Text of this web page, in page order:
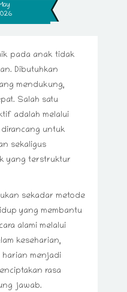
pada anak tidak
Dibutuhkan
mendukung,
Salah satu
adalah melalui
untuk
sekaligus
yang terstruktur
sekadar metode
yang membantu
alami melalui
keseharian,
menjadi
rasa
jawab.